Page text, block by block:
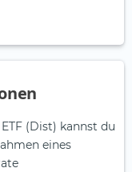
(Dist) kannst du
eines